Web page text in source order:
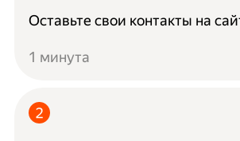
Оставьте свои контакты на
1 минута